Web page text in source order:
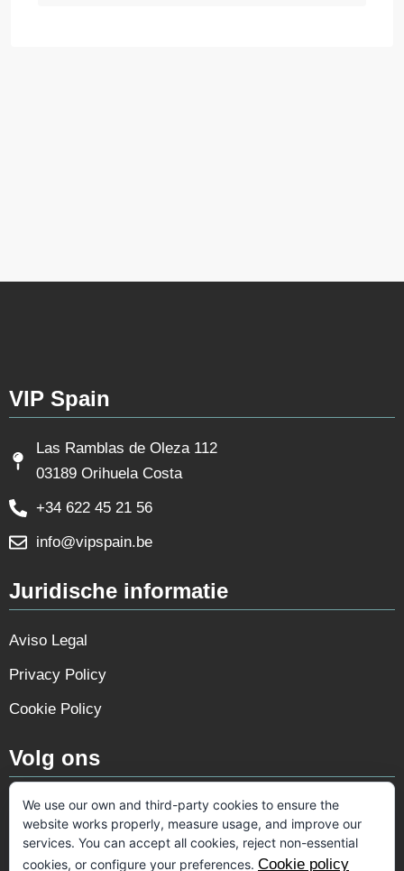
VIP Spain
Las Ramblas de Oleza 112
03189 Orihuela Costa
+34 622 45 21 56
info@vipspain.be
Juridische informatie
Aviso Legal
Privacy Policy
Cookie Policy
Volg ons
We use our own and third-party cookies to ensure the
website works properly, measure usage, and improve our
services. You can accept all cookies, reject non-essential
cookies, or configure your preferences. Cookie policy